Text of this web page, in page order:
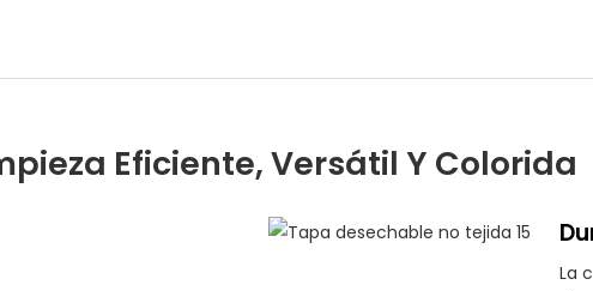
Eficiente, Versátil Y Colorida
La